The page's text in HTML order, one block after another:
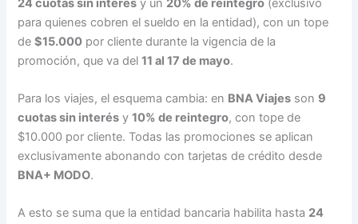
24 cuotas sin interés y un 20% de reintegro (exclusivo
para quienes cobren el sueldo en la entidad), con un tope
de$15.000 por cliente durante la vigencia de la
promoción, que va del11 al 17 de mayo.
Para los viajes, el esquema cambia: en BNA Viajes son 9
cuotas sin interés y10% de reintegro, con tope de
$10.000 por cliente. Todas las promociones se aplican
exclusivamente abonando con tarjetas de crédito desde
BNA+ MODO.
A esto se suma que la entidad bancaria habilita hasta 24